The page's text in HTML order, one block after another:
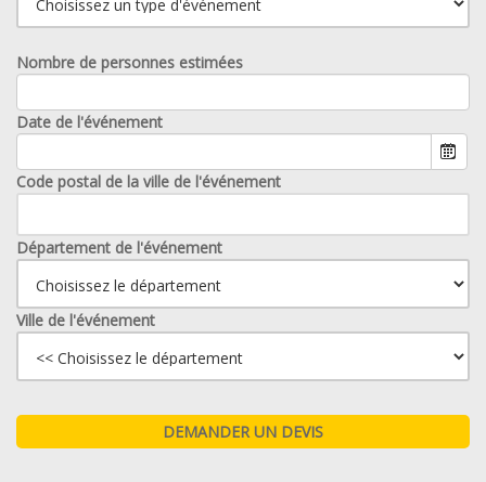
Nombre de personnes estimées
Date de l'événement
Code postal de la ville de l'événement
Département de l'événement
Ville de l'événement